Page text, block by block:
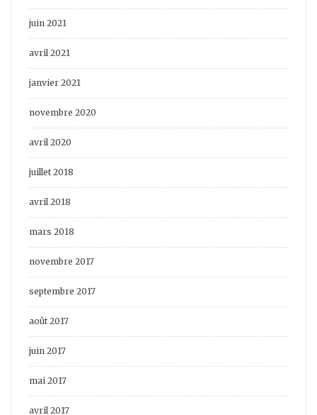
juin 2021
avril 2021
janvier 2021
novembre 2020
avril 2020
juillet 2018
avril 2018
mars 2018
novembre 2017
septembre 2017
août 2017
juin 2017
mai 2017
avril 2017